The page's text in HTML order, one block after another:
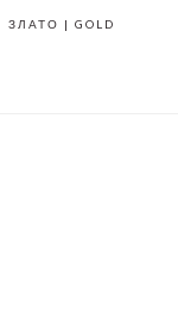
ЗЛАТО | GOLD